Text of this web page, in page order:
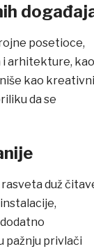
posetioce,
arhitekture,
kao kreativni
da se
duž
pažnju privlači